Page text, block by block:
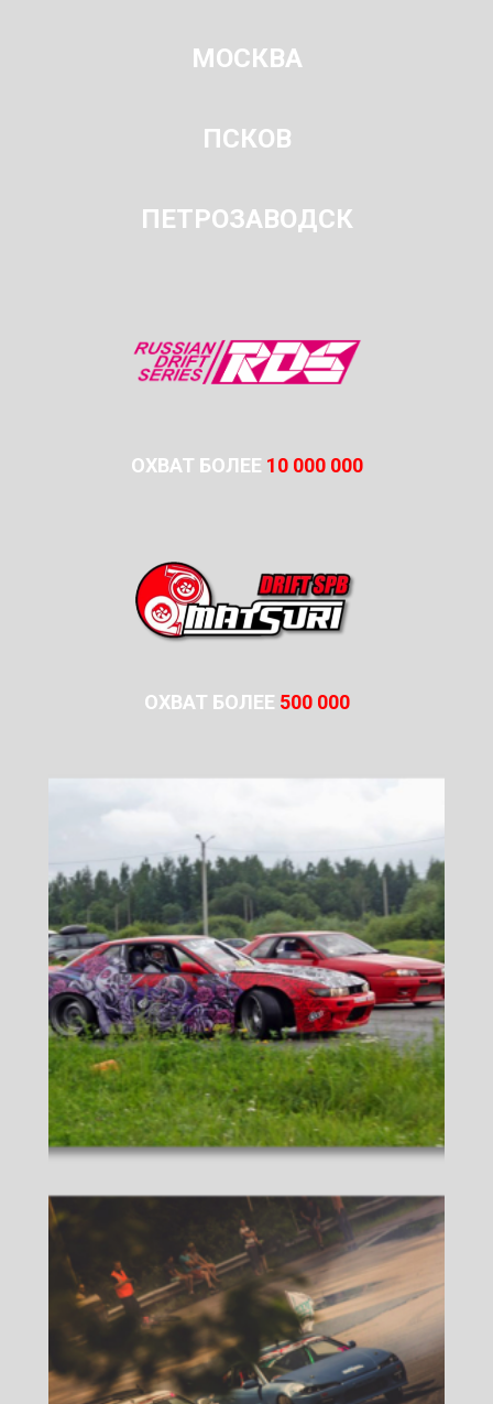
МОСКВА
ПСКОВ
ПЕТРОЗАВОДСК
ОХВАТ БОЛЕЕ 10 000 000
ОХВАТ БОЛЕЕ 500 000